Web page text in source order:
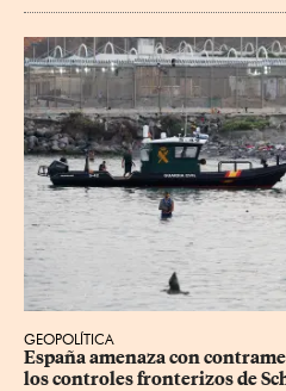
GEOPOLÍTICA
España amenaza con
los controles fronterizos de